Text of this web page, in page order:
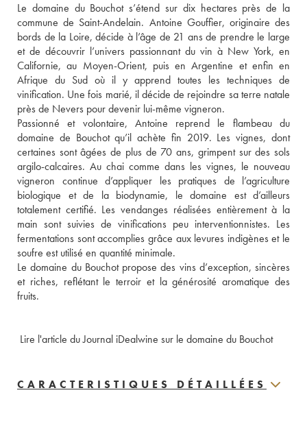
Le domaine du Bouchot s’étend sur dix hectares près de la
commune de Saint-Andelain. Antoine Gouffier, originaire des
bords de la Loire, décide à l’âge de 21 ans de prendre le large
et de découvrir l’univers passionnant du vin à New York, en
Californie, au Moyen-Orient, puis en Argentine et enfin en
Afrique du Sud où il y apprend toutes les techniques de
vinification. Une fois marié, il décide de rejoindre sa terre natale
près de Nevers pour devenir lui-même vigneron.
Passionné et volontaire, Antoine reprend le flambeau du
domaine de Bouchot qu’il achète fin 2019. Les vignes, dont
certaines sont âgées de plus de 70 ans, grimpent sur des sols
argilo-calcaires. Au chai comme dans les vignes, le nouveau
vigneron continue d’appliquer les pratiques de l’agriculture
biologique et de la biodynamie, le domaine est d’ailleurs
totalement certifié. Les vendanges réalisées entièrement à la
main sont suivies de vinifications peu interventionnistes. Les
fermentations sont accomplies grâce aux levures indigènes et le
soufre est utilisé en quantité minimale.
Le domaine du Bouchot propose des vins d’exception, sincères
et riches, reflétant le terroir et la générosité aromatique des
fruits.
Lire l'article du Journal iDealwine sur le domaine du Bouchot
CARACTERISTIQUES DÉTAILLÉES